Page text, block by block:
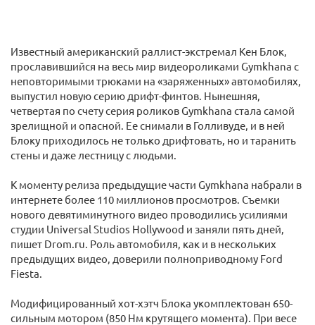
Известный американский раллист-экстремал Кен Блок,
прославившийся на весь мир видеороликами Gymkhana с
неповторимыми трюками на «заряженных» автомобилях,
выпустил новую серию дрифт-финтов. Нынешняя,
четвертая по счету серия роликов Gymkhana стала самой
зрелищной и опасной. Ее снимали в Голливуде, и в ней
Блоку приходилось не только дрифтовать, но и таранить
стены и даже лестницу с людьми.
К моменту релиза предыдущие части Gymkhana набрали в
интернете более 110 миллионов просмотров. Съемки
нового девятиминутного видео проводились усилиями
студии Universal Studios Hollywood и заняли пять дней,
пишет Drom.ru. Роль автомобиля, как и в нескольких
предыдущих видео, доверили полноприводному Ford
Fiesta.
Модифицированный хот-хэтч Блока укомплектован 650-
сильным мотором (850 Нм крутящего момента). При весе